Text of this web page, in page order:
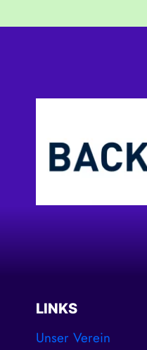
LINKS
Unser Verein